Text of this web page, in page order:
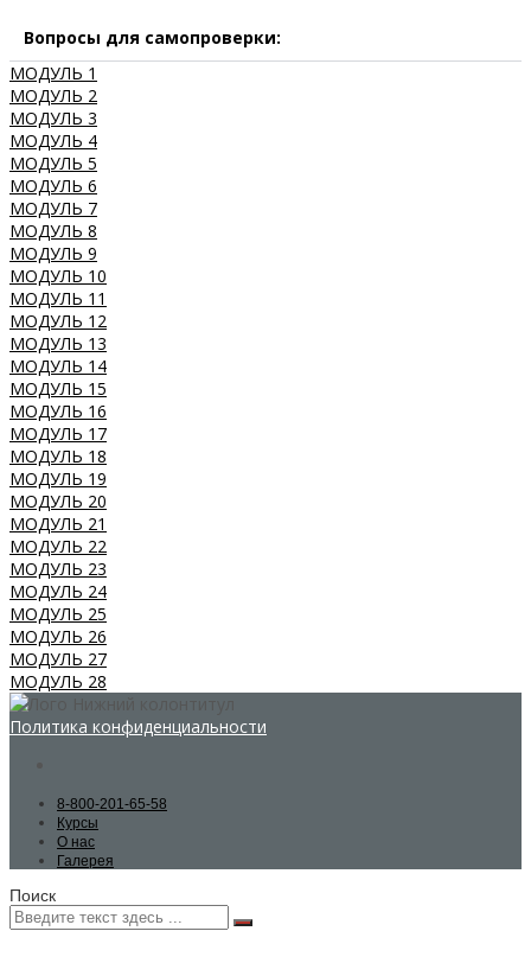
Вопросы для самопроверки:
МОДУЛЬ 1
МОДУЛЬ 2
МОДУЛЬ 3
МОДУЛЬ 4
МОДУЛЬ 5
МОДУЛЬ 6
МОДУЛЬ 7
МОДУЛЬ 8
МОДУЛЬ 9
МОДУЛЬ 10
МОДУЛЬ 11
МОДУЛЬ 12
МОДУЛЬ 13
МОДУЛЬ 14
МОДУЛЬ 15
МОДУЛЬ 16
МОДУЛЬ 17
МОДУЛЬ 18
МОДУЛЬ 19
МОДУЛЬ 20
МОДУЛЬ 21
МОДУЛЬ 22
МОДУЛЬ 23
МОДУЛЬ 24
МОДУЛЬ 25
МОДУЛЬ 26
МОДУЛЬ 27
МОДУЛЬ 28
Политика конфиденциальности
8-800-201-65-58
Курсы
О нас
Галерея
Поиск